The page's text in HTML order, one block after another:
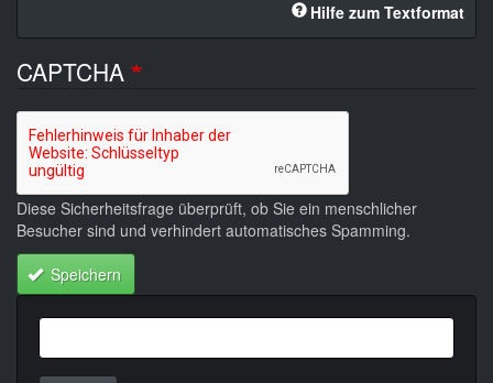
Hilfe zum Textformat
CAPTCHA
Diese Sicherheitsfrage überprüft, ob Sie ein menschlicher
Besucher sind und verhindert automatisches Spamming.
Speichern